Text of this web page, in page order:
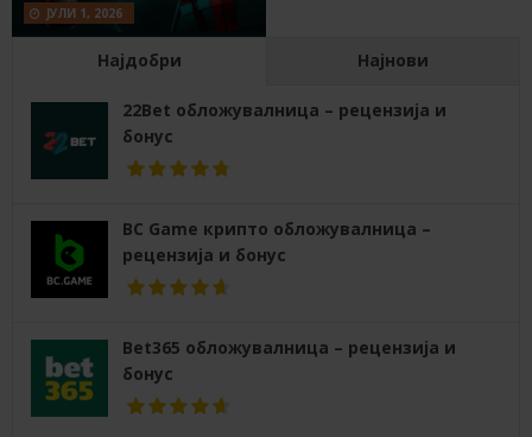
ЈУЛИ 1, 2026
Најдобри Најнови
22Bet обложувалница – рецензија и
бонус
BC Game крипто обложувалница –
рецензија и бонус
Bet365 обложувалница – рецензија и
бонус